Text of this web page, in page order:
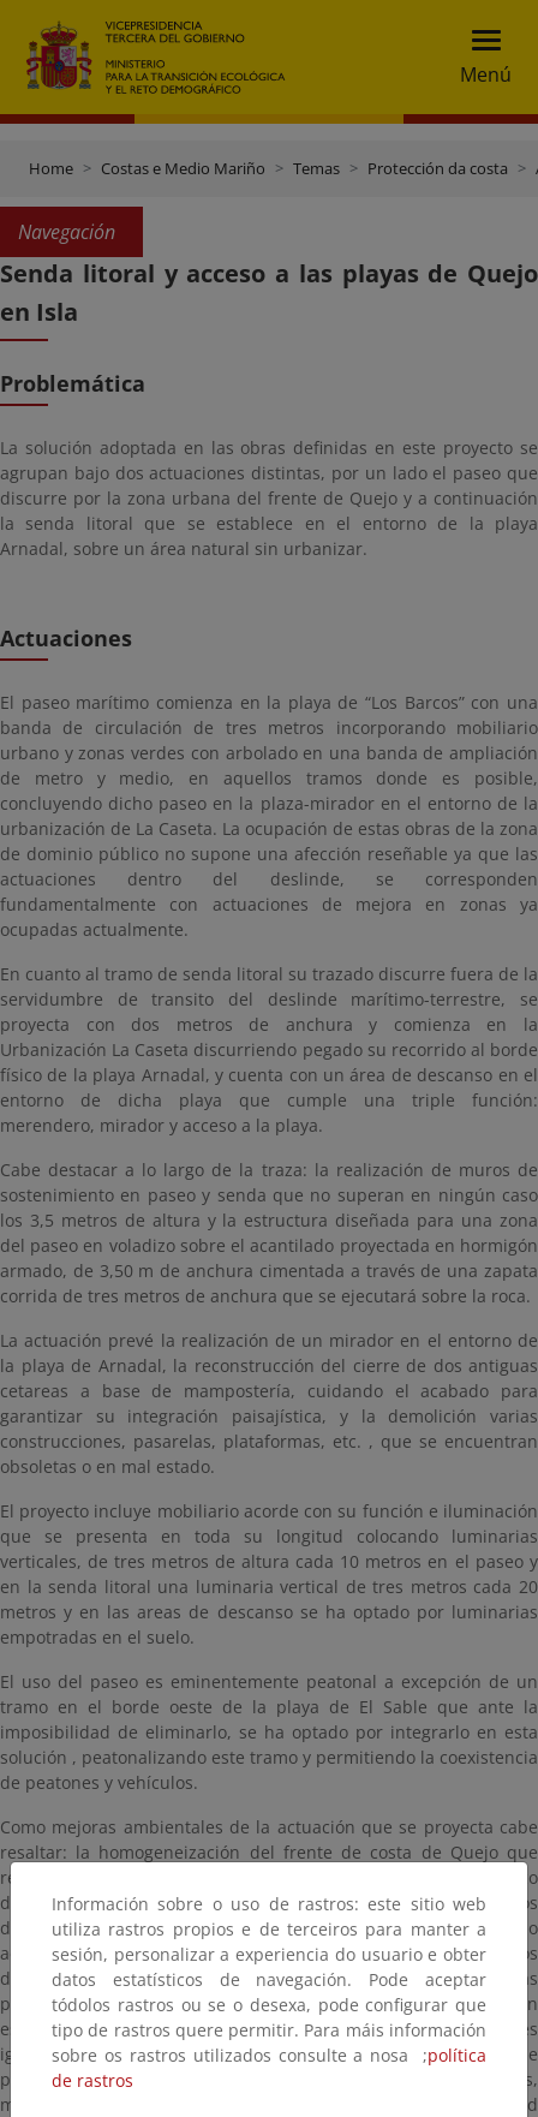
Menú
Home Costas e Medio Mariño Temas Protección da costa
Navegación
Senda litoral y acceso a las playas de Quejo
en Isla
Problemática
La solución adoptada en las obras definidas en este proyecto se
agrupan bajo dos actuaciones distintas, por un lado el paseo que
discurre por la zona urbana del frente de Quejo y a continuación
la senda litoral que se establece en el entorno de la playa
Arnadal, sobre un área natural sin urbanizar.
Actuaciones
El paseo marítimo comienza en la playa de “Los Barcos” con una
banda de circulación de tres metros incorporando mobiliario
urbano y zonas verdes con arbolado en una banda de ampliación
de metro y medio, en aquellos tramos donde es posible,
concluyendo dicho paseo en la plaza-mirador en el entorno de la
urbanización de La Caseta. La ocupación de estas obras de la zona
de dominio público no supone una afección reseñable ya que las
actuaciones dentro del deslinde, se corresponden
fundamentalmente con actuaciones de mejora en zonas ya
ocupadas actualmente.
En cuanto al tramo de senda litoral su trazado discurre fuera de la
servidumbre de transito del deslinde marítimo-terrestre, se
proyecta con dos metros de anchura y comienza en la
Urbanización La Caseta discurriendo pegado su recorrido al borde
físico de la playa Arnadal, y cuenta con un área de descanso en el
entorno de dicha playa que cumple una triple función:
merendero, mirador y acceso a la playa.
Cabe destacar a lo largo de la traza: la realización de muros de
sostenimiento en paseo y senda que no superan en ningún caso
los 3,5 metros de altura y la estructura diseñada para una zona
del paseo en voladizo sobre el acantilado proyectada en hormigón
armado, de 3,50 m de anchura cimentada a través de una zapata
corrida de tres metros de anchura que se ejecutará sobre la roca.
La actuación prevé la realización de un mirador en el entorno de
la playa de Arnadal, la reconstrucción del cierre de dos antiguas
cetareas a base de mampostería, cuidando el acabado para
garantizar su integración paisajística, y la demolición varias
construcciones, pasarelas, plataformas, etc. , que se encuentran
obsoletas o en mal estado.
El proyecto incluye mobiliario acorde con su función e iluminación
que se presenta en toda su longitud colocando luminarias
verticales, de tres metros de altura cada 10 metros en el paseo y
en la senda litoral una luminaria vertical de tres metros cada 20
metros y en las areas de descanso se ha optado por luminarias
empotradas en el suelo.
El uso del paseo es eminentemente peatonal a excepción de un
tramo en el borde oeste de la playa de El Sable que ante la
imposibilidad de eliminarlo, se ha optado por integrarlo en esta
solución , peatonalizando este tramo y permitiendo la coexistencia
de peatones y vehículos.
Como mejoras ambientales de la actuación que se proyecta cabe
resaltar: la homogeneización del frente de costa de Quejo que
resultara, al ordenar y acotar los espacios de uso público
diferenciando entre las zonas de paseo de otras zonas con usos
diferentes. Se mejora el uso de las zonas de paseo, haciéndolo
accesible para todas las personas, especialmente para los
discapacitados físicos, psíquicos y la infancia, ya que las
pendientes en las zonas de paseo son inferiores al 6%. También
están previstos accesos, duchas y lavapies a las playas accesibles
igualmente para minusválidos. En los lugares adecuados se
prevén zonas de descanso para los usuarios con zonas verdes,
merenderos, miradores, etc., se mejora la accesibilidad
Información sobre o uso de rastros: este sitio web
utiliza rastros propios e de terceiros para manter a
sesión, personalizar a experiencia do usuario e obter
datos estatísticos de navegación. Pode aceptar
tódolos rastros ou se o desexa, pode configurar que
tipo de rastros quere permitir. Para máis información
sobre os rastros utilizados consulte a nosa ;política
de rastros